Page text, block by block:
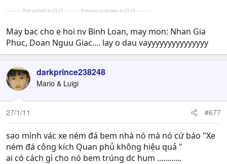
---------- Post added at 23:27 ---------- Previous post was at 23:19 ----------
May bac cho e hoi nv Binh Loan, may mon: Nhan Gia
Phuc, Doan Nguu Giac.... lay o dau vayyyyyyyyyyyyyyy
darkprince238248
Mario & Luigi
27/1/11 #677
sao mình vác xe ném đá bem nhà nó mà nó cứ báo "Xe
ném đá công kích Quan phủ không hiệu quả "
ai có cách gì cho nó bem trúng dc hum ............